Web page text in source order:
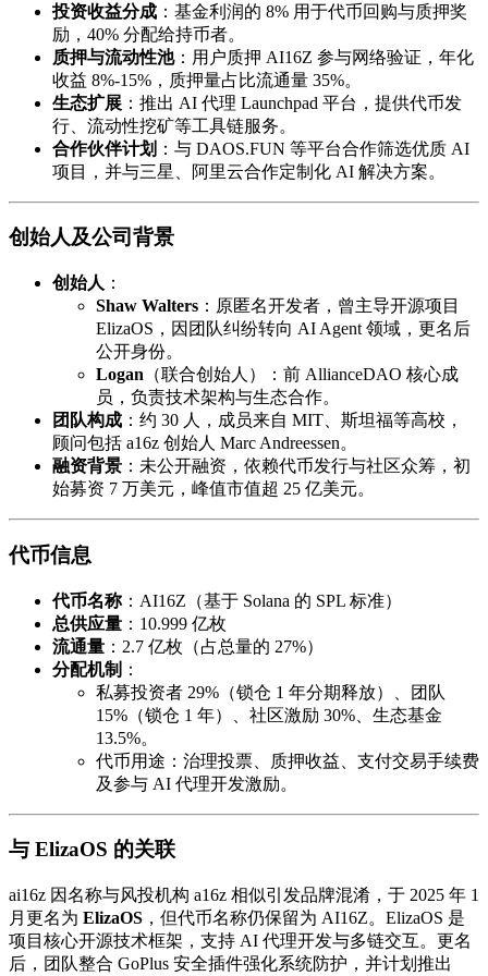
投资收益分成 ：基金利润的 8% 用于代币回购与质押奖
励，40% 分配给持币者。
质押与流动性池：用户质押 AI16Z 参与网络验证，年化
收益 8%-15%，质押量占比流通量 35%。
生态扩展 ：推出 AI 代理 Launchpad 平台，提供代币发
行、流动性挖矿等工具链服务。
合作伙伴计划 ：与 DAOS.FUN 等平台合作筛选优质 AI
项目，并与三星、阿里云合作定制化 AI 解决方案。
创始人及公司背景
创始人 ：
Shaw Walters ：原匿名开发者，曾主导开源项目
ElizaOS，因团队纠纷转向 AI Agent 领域，更名后
公开身份。
Logan ​（联合创始人）：前 AllianceDAO 核心成
员，负责技术架构与生态合作。
团队构成 ：约 30 人，成员来自 MIT、斯坦福等高校，
顾问包括 a16z 创始人 Marc Andreessen。
融资背景 ：未公开融资，依赖代币发行与社区众筹，初
始募资 7 万美元，峰值市值超 25 亿美元。
代币信息
代币名称：AI16Z（基于 Solana 的 SPL 标准）
总供应量 ：10.999 亿枚
流通量 ：2.7 亿枚（占总量的 27%）
分配机制 ：
私募投资者 29%（锁仓 1 年分期释放）、团队
15%（锁仓 1 年）、社区激励 30%、生态基金
13.5%。
代币用途：治理投票、质押收益、支付交易手续费
及参与 AI 代理开发激励。
与 ElizaOS 的关联
ai16z 因名称与风投机构 a16z 相似引发品牌混淆，于 2025 年 1
月更名为 ​ ElizaOS ，但代币名称仍保留为 AI16Z。ElizaOS 是
项目核心开源技术框架，支持 AI 代理开发与多链交互。更名
后，团队整合 GoPlus 安全插件强化系统防护，并计划推出 ​